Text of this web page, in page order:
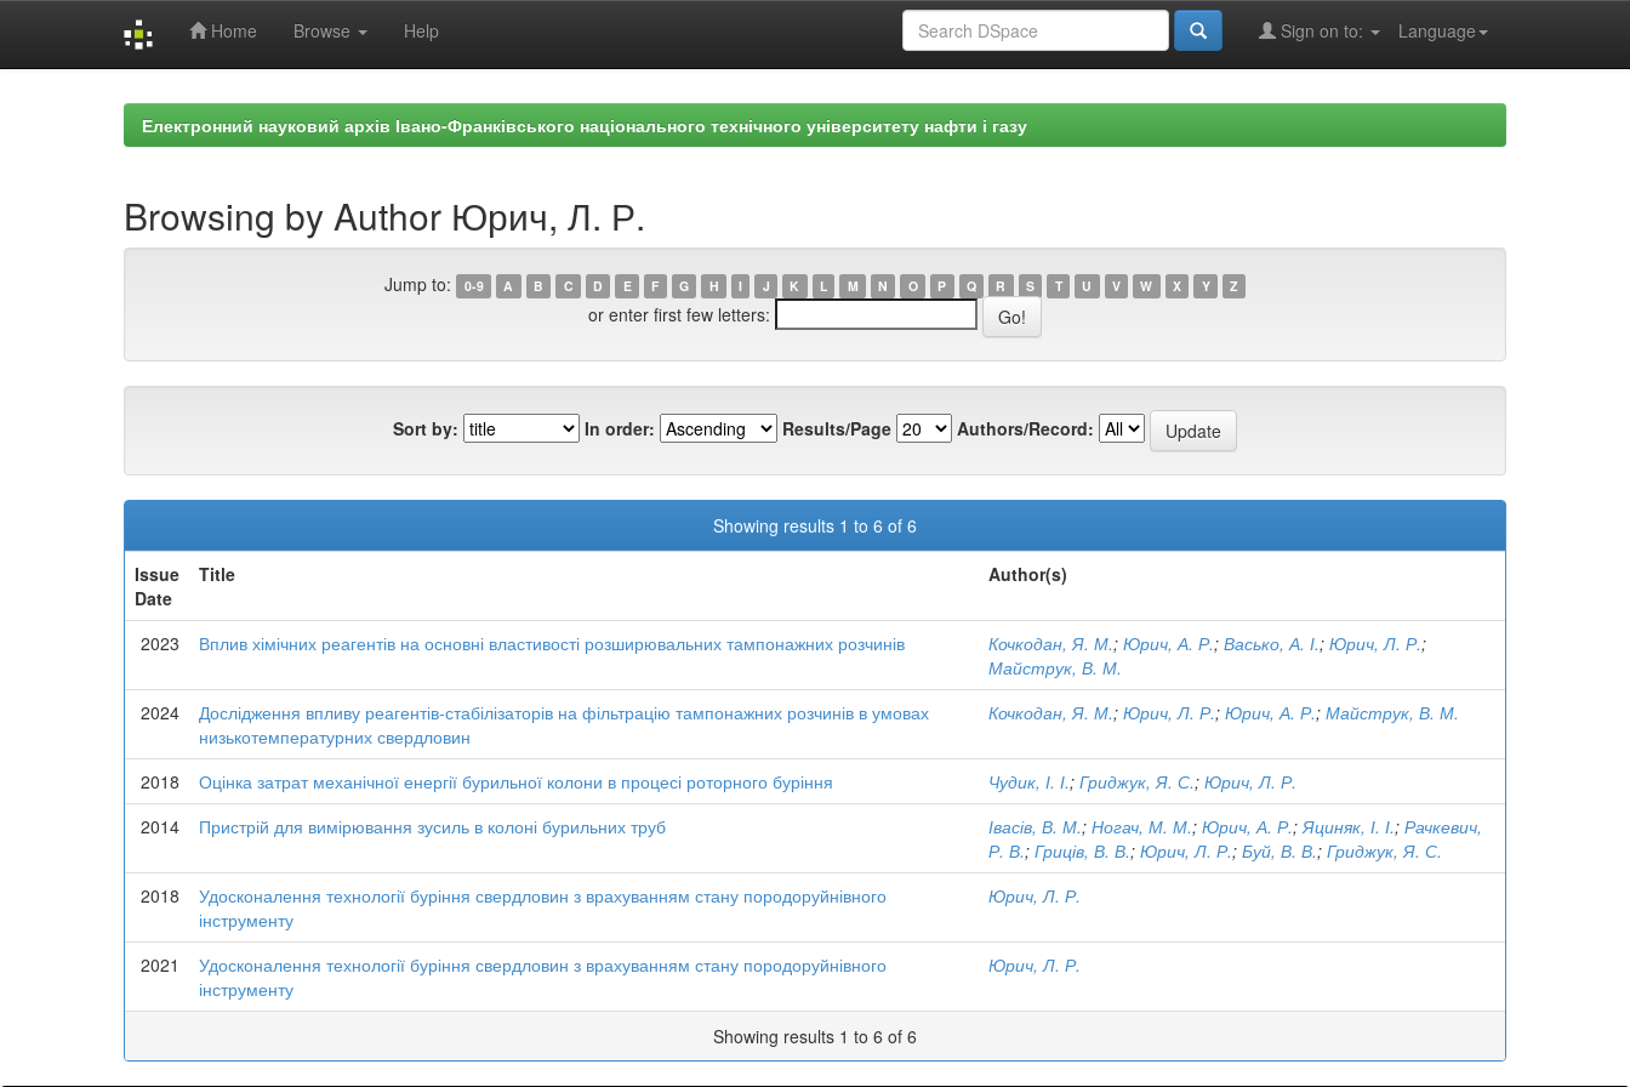
Home Browse Help Language
Sign on to:
Електронний науковий архів Івано-Франківського національного технічного університету нафти і газу
Browsing by Author Юрич, Л. Р.
Jump to: 0-9 A B C D E F G H I J K L M N O P Q R S T U V W X Y Z
or enter first few letters:
Sort by: In order: Results/Page Authors/Record:
Showing results 1 to 6 of 6
Issue
Date
Title Author(s)
2023 Вплив хімічних реагентів на основні властивості розширювальних тампонажних розчинів Кочкодан, Я. М.; Юрич, А. Р.; Васько, А. І.; Юрич, Л. Р.;
Майструк, В. М.
2024
Дослідження впливу реагентів-стабілізаторів на фільтрацію тампонажних розчинів в умовах
низькотемпературних свердловин
Кочкодан, Я. М.; Юрич, Л. Р.; Юрич, А. Р.; Майструк, В. М.
2018 Оцінка затрат механічної енергії бурильної колони в процесі роторного буріння Чудик, І. І.; Гриджук, Я. С.; Юрич, Л. Р.
2014
Пристрій для вимірювання зусиль в колоні бурильних труб Івасів, В. М.; Ногач, М. М.; Юрич, А. Р.;Яциняк, І. І.; Рачкевич,
Р. В.; Гриців, В. В.; Юрич, Л. Р.; Буй, В. В.; Гриджук, Я. С.
2018
Удосконалення технології буріння свердловин з врахуванням стану породоруйнівного
інструменту
Юрич, Л. Р.
2021
Удосконалення технології буріння свердловин з врахуванням стану породоруйнівного
інструменту
Юрич, Л. Р.
Showing results 1 to 6 of 6